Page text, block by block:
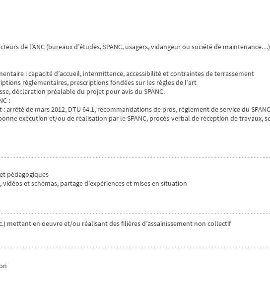
de l’ANC (bureaux d’études, SPANC, usagers, vidangeur ou société de maintenance…)
: capacité d’accueil, intermittence, accessibilité et contraintes de terrassement
réglementaires, prescriptions fondées sur les règles de l’art
déclaration préalable du projet pour avis du SPANC.
:
de mars 2012, DTU 64.1, recommandations de pros, règlement de service du SPANC
exécution et/ou de réalisation par le SPANC, procès-verbal de réception de travaux,
pédagogiques
et schémas, partage d'expériences et mises en situation
mettant en oeuvre et/ou réalisant des filières d’assainissement non collectif